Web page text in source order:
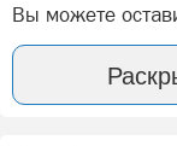
Вы можете
Паровозик
А так же,
Паровозик